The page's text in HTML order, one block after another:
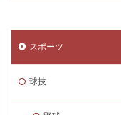
スポーツ
球技